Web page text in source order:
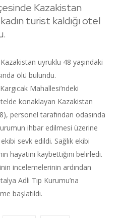
Kazakistan
turist kaldığı otel
uyruklu 48 yaşındaki
ölü bulundu.
Mahallesi’ndeki
konaklayan Kazakistan
personel tarafından odasında
ihbar edilmesi üzerine
sevk edildi. Sağlık ekibi
hayatını kaybettiğini belirledi.
incelemelerinin ardından
Adli Tıp Kurumu’na
başlatıldı.